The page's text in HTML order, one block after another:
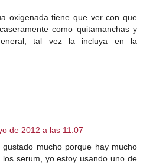
oxigenada tiene que ver con que
como quitamanchas y
tal vez la incluya en la
de 2012 a las 11:07
mucho porque hay mucho
serum, yo estoy usando uno de